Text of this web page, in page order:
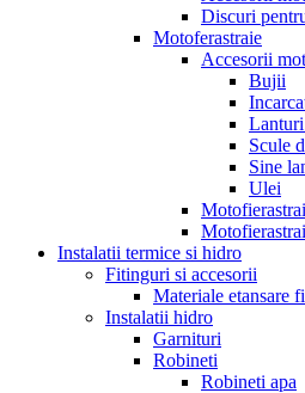
Discuri
Motoferastraie
Accesorii
Bujii
Scule
Sine
Ulei
Instalatii termice si hidro
Fitinguri si accesorii
Materiale etansare
Instalatii hidro
Garnituri
Robineti
Robineti apa